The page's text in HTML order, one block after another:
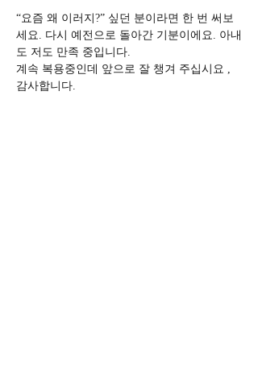
“요즘 왜 이러지?” 싶던 분이라면 한 번 써보
세요. 다시 예전으로 돌아간 기분이에요. 아내
도 저도 만족 중입니다.
계속 복용중인데 앞으로 잘 챙겨 주십시요 ,
감사합니다.